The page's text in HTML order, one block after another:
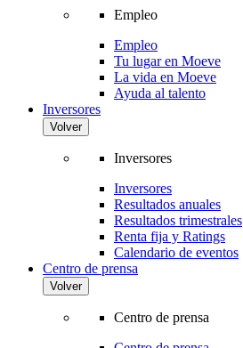
Empleo
Empleo
Tu lugar en Moeve
La vida en Moeve
Ayuda al talento
Inversores
Volver
Inversores
Inversores
Resultados anuales
Resultados trimestrales
Renta fija y Ratings
Calendario de eventos
Centro de prensa
Volver
Centro de prensa